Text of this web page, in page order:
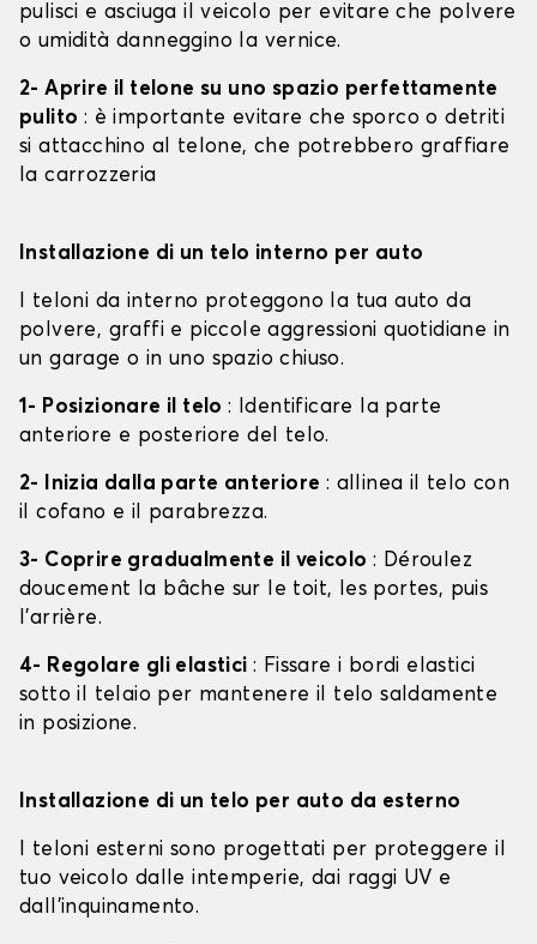
pulisci e asciuga il veicolo per evitare che polvere
o umidità danneggino la vernice.
2- Aprire il telone su uno spazio perfettamente
pulito : è importante evitare che sporco o detriti
si attacchino al telone, che potrebbero graffiare
la carrozzeria
Installazione di un telo interno per auto
I teloni da interno proteggono la tua auto da
polvere, graffi e piccole aggressioni quotidiane in
un garage o in uno spazio chiuso.
1- Posizionare il telo: Identificare la parte
anteriore e posteriore del telo.
2- Inizia dalla parte anteriore : allinea il telo con
il cofano e il parabrezza.
3- Coprire gradualmente il veicolo : Déroulez
doucement la bâche sur le toit, les portes, puis
l'arrière.
4- Regolare gli elastici : Fissare i bordi elastici
sotto il telaio per mantenere il telo saldamente
in posizione.
Installazione di un telo per auto da esterno
I teloni esterni sono progettati per proteggere il
tuo veicolo dalle intemperie, dai raggi UV e
dall'inquinamento.